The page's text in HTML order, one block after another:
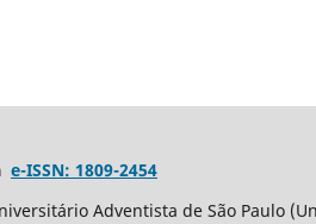
e-ISSN: 1809-2454
Adventista de São Paulo